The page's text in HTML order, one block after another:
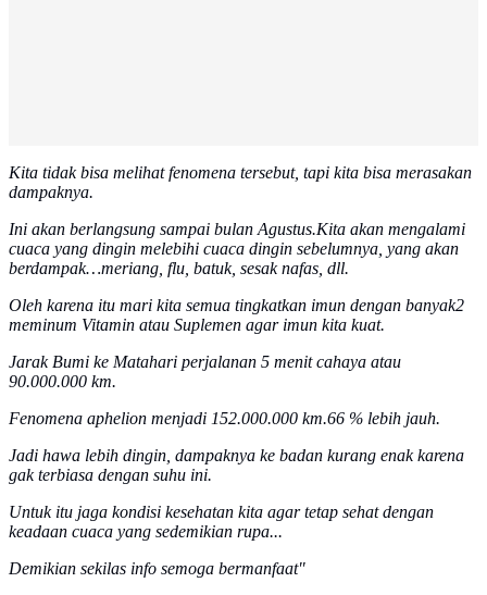
Kita tidak bisa melihat fenomena tersebut, tapi kita bisa merasakan
dampaknya.
Ini akan berlangsung sampai bulan Agustus.Kita akan mengalami
cuaca yang dingin melebihi cuaca dingin sebelumnya, yang akan
berdampak…meriang, flu, batuk, sesak nafas, dll.
Oleh karena itu mari kita semua tingkatkan imun dengan banyak2
meminum Vitamin atau Suplemen agar imun kita kuat.
Jarak Bumi ke Matahari perjalanan 5 menit cahaya atau
90.000.000 km.
Fenomena aphelion menjadi 152.000.000 km.66 % lebih jauh.
Jadi hawa lebih dingin, dampaknya ke badan kurang enak karena
gak terbiasa dengan suhu ini.
Untuk itu jaga kondisi kesehatan kita agar tetap sehat dengan
keadaan cuaca yang sedemikian rupa...
Demikian sekilas info semoga bermanfaat"